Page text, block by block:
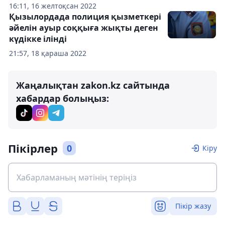
16:11, 16 желтоқсан 2022
21:57, 18 қараша 2022
Қызылордада полиция қызметкері
әйелін ауыр соққыға жықты деген
күдікке ілінді
Жаңалықтан zakon.kz сайтында
хабардар болыңыз:
Пікірлер 0 Кіру
Пікір жазу